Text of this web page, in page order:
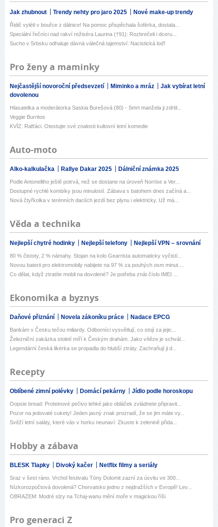
Jak zhubnout Trendy nehty pro jaro 2025 Nové make-up trendy
Řidič vylétl v bouřce z dálnice! Na pomoc přispěchala šoférka, dostala...
Speciální řečníci nad rakví režiséra Laurina (†91): Rozbrečeli i dceru...
Sucho v Srbsku odhaluje dávná válečná tajemství: Nacistická loď!
Pro ženy a maminky
Nejčastější novoroční předsevzetí Miminko a mráz
Jak vybírat letní
dovolenou
Hlasatelka a moderátorka Saskia Burešová (80) - Smrt manžela ji zdrtil...
Veggie Burritos
KVÍZ: Rafťáci. Otestujte své znalosti kultovní letní komedie
Auto-moto
Alko-kalkulačka Rallye Dakar 2025 Dálniční známka 2025
Podle Antonelliho ještě potrvá, než se dostane na úroveň Norrise a Ver...
Dostupné rychlé kombíky jsou minulostí. Zábava s batohem dnes začíná a...
Nová čtyřkolka v terénních daciích jezdí bez plynu i elektricky. Už má...
Věda a technika
Nejlepší chytré hodinky Nejlepší telefony Nejlepší VPN – srovnání
80 % čistoty, 2 % námahy. Stojan na kolo Gearrista automaticky vyčistí...
Novou baterii pro elektromobily nabijete na 97 % za pouhých osm minut....
Co dělat, když ztratíte mobil na dovolené? Je potřeba znát číslo IMEI ...
Ekonomika a byznys
Daňové přiznání Novela zákoníku práce Nadace EPCG
Bankám v Česku tečou miliardy. Odborníci vysvětlují, co stojí za jejic...
Železniční zakázka století míří k Českým drahám. Jako vítěze je schvál...
Legendární česká likérka se propadla do hlubší ztráty. Zachraňují ji d...
Recepty
Oblíbené zimní polévky Domácí pekárny Jídlo podle horoskopu
Oopsie bread: Proteinové pečivo lehké jako obláček zvládnete připravit...
Pozor na jedovaté cukety! Jeden jasný znak prozradí, že se jim máte vy...
Svěží letní saláty, které vás v horku neunaví: Zkuste k zelenině přida...
Hobby a zábava
BLESK Tlapky Divoký kačer Netflix filmy a seriály
Sraz v šest ráno. Vrchol festivalu Tóny Dolomit zazní za úsvitu ve 300...
Nízkorozpočtová dovolená? Chorvatsko jedno z nejdražších v Evropě! Lev...
OBRAZEM: Modré slzy na Tchaj-wanu mění moře v magickou říši
Pro generaci Z